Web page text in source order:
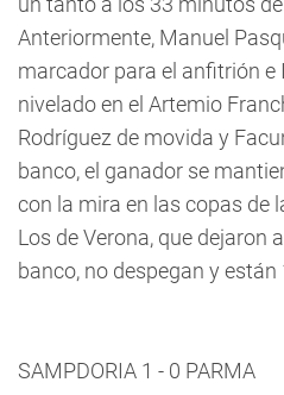
Anteriormente, Manuel
marcador para el anfitrión e
nivelado en el Artemio
Rodríguez de movida y
banco, el ganador se
con la mira en las copas de
Los de Verona, que dejaron
banco, no despegan y
SAMPDORIA 1 - 0 PARMA